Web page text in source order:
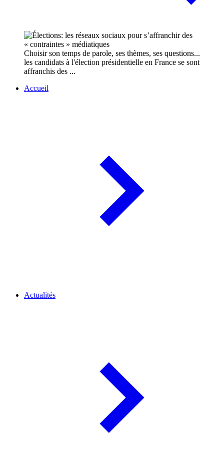
Choisir son temps de parole, ses thèmes, ses questions...
les candidats à l'élection présidentielle en France se sont
affranchis des ...
Accueil
Actualités